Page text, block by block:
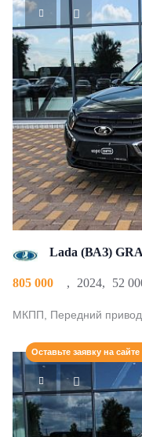
Lada (ВАЗ)
805 000 , 2024, 52
МКПП, Передний привод
Оставьте заявку на